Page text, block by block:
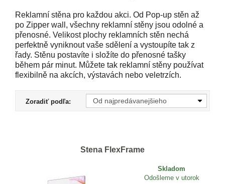
Reklamní stěna pro každou akci. Od Pop-up stěn až
po Zipper wall, všechny reklamní stěny jsou odolné a
přenosné. Velikost plochy reklamních stěn nechá
perfektně vyniknout vaše sdělení a vystoupíte tak z
řady. Stěnu postavíte i složíte do přenosné tašky
během pár minut. Můžete tak reklamní stěny používat
flexibilně na akcích, výstavách nebo veletrzích.
Zoradiť podľa:
Stena FlexFrame
Skladom
Odošleme v utorok